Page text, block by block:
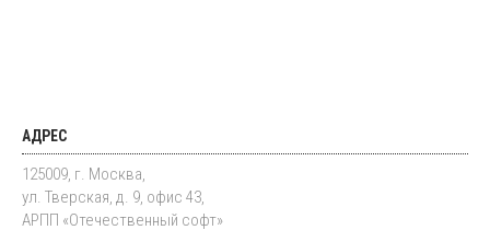
АДРЕС
125009, г. Москва,
ул. Тверская, д. 9, офис 43,
АРПП «Отечественный софт»